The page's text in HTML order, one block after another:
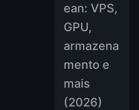
ean: VPS,
GPU,
armazena
mento e
mais
(2026)